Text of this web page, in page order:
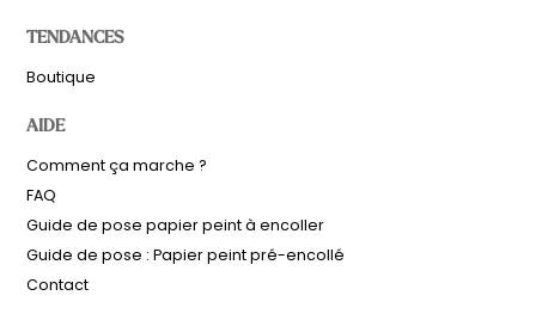
TENDANCES
Boutique
AIDE
Comment ça marche ?
FAQ
Guide de pose papier peint à encoller
Guide de pose : Papier peint pré-encollé
Contact